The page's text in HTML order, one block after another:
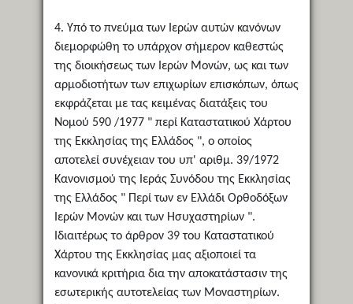
4. Υπό το πνεύμα των Ιερών αυτών κανόνων
διεμορφώθη το υπάρχον σήμερον καθεστώς
της διοικήσεως των Ιερών Μονών, ως και των
αρμοδιοτήτων των επιχωρίων επισκόπων, όπως
εκφράζεται με τας κειμένας διατάξεις του
Νομού 590 /1977 " περί Καταστατικού Χάρτου
της Εκκλησίας της Ελλάδος ", ο οποίος
αποτελεί συνέχειαν του υπ' αριθμ. 39/1972
Κανονισμού της Ιεράς Συνόδου της Εκκλησίας
της Ελλάδος " Περί των εν Ελλάδι Ορθοδόξων
Ιερών Μονών και των Ησυχαστηρίων ".
Ιδιαιτέρως το άρθρον 39 του Καταστατικού
Χάρτου της Εκκλησίας μας αξιοποιεί τα
κανονικά κριτήρια δια την αποκατάστασιν της
εσωτερικής αυτοτελείας των Μοναστηρίων.